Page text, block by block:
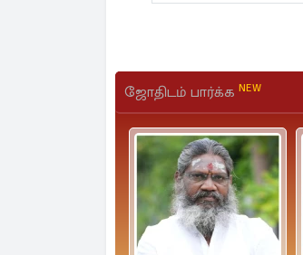
ஜோதிடம் பார்க்க NEW